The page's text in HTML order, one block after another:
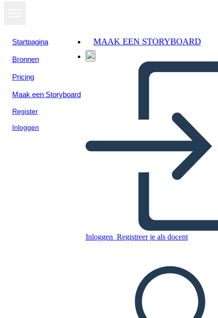
Startpagina
Bronnen
Pricing
Maak een Storyboard
Register
Inloggen
MAAK EEN STORYBOARD
Inloggen Registreer je als docent
voor pagina maken 4 (zwart-